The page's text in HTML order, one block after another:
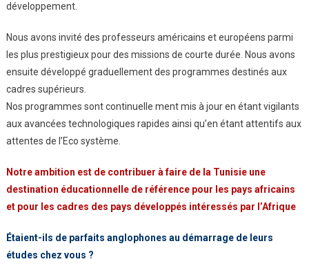
développement.
Nous avons invité des professeurs américains et européens parmi
les plus prestigieux pour des missions de courte durée. Nous avons
ensuite développé graduellement des programmes destinés aux
cadres supérieurs.
Nos programmes sont continuelle ment mis à jour en étant vigilants
aux avancées technologiques rapides ainsi qu’en étant attentifs aux
attentes de l’Eco système.
Notre ambition est de contribuer à faire de la Tunisie une
destination éducationnelle de référence pour les pays africains
et pour les cadres des pays développés intéressés par l’Afrique
Étaient-ils de parfaits anglophones au démarrage de leurs
études chez vous ?